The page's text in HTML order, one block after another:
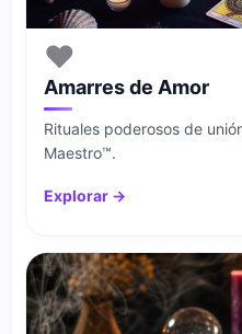
❤️
Amarres de Amor
Rituales poderosos de
Maestro™.
Explorar →